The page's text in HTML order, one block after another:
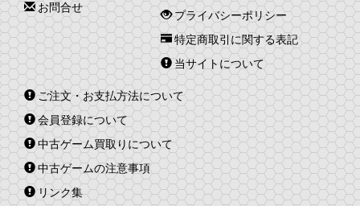
お問合せ
プライバシーポリシー
特定商取引に関する表記
当サイトについて
ご注文・お支払方法について
会員登録について
中古ゲーム買取りについて
中古ゲームの注意事項
リンク集